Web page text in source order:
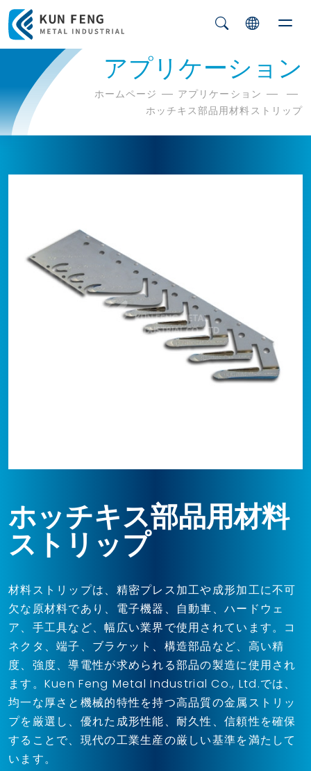
アプリケーション
ホームページ
アプリケーション
ホッチキス部品用材料ストリップ
ホッチキス部品用材料
ストリップ
材料ストリップは、精密プレス加工や成形加工に不可
欠な原材料であり、電子機器、自動車、ハードウェ
ア、手工具など、幅広い業界で使用されています。コ
ネクタ、端子、ブラケット、構造部品など、高い精
度、強度、導電性が求められる部品の製造に使用され
ます。Kuen Feng Metal Industrial Co., Ltd.では、
均一な厚さと機械的特性を持つ高品質の金属ストリッ
プを厳選し、優れた成形性能、耐久性、信頼性を確保
することで、現代の工業生産の厳しい基準を満たして
います。